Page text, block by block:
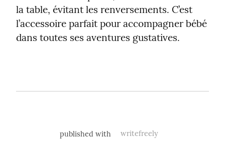
la table, évitant les renversements. C’est
l’accessoire parfait pour accompagner bébé
dans toutes ses aventures gustatives.
published with writefreely